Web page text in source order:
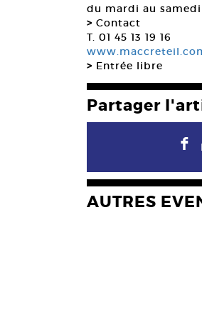
du mardi au samedi
> Contact
T. 01 45 13 19 16
> Entrée libre
Partager
F
AUTRES